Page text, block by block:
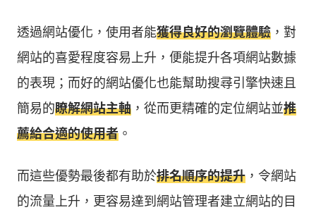
透過網站優化，使用者能獲得良好的瀏覽體驗 ，對
網站的喜愛程度容易上升，便能提升各項網站數據
的表現；而好的網站優化也能幫助搜尋引擎快速且
簡易的瞭解網站主軸 ，從而更精確的定位網站並推
薦給合適的使用者 。
而這些優勢最後都有助於排名順序的提升 ，令網站
的流量上升，更容易達到網站管理者建立網站的目